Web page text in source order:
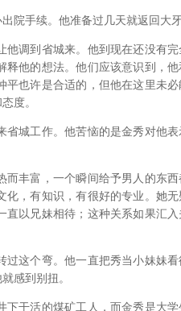
院手续。他准备过几天就返回大牙
调到省城来。他到现在还没有
他的想法。他们应该意识到，
也许是合适的，但他在这里未
度。
城工作。他苦恼的是金秀对他
丰富，一个瞬间给予男人的东
，有知识，有很好的专业。她
以兄妹相待；这种关系如果汇
这个弯。他一直把秀当小妹妹
感到别扭。
干活的煤矿工人，而金秀是大